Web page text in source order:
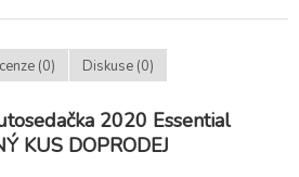
(0) Diskuse (0)
2020 Essential
KUS DOPRODEJ